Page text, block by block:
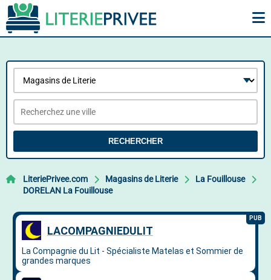
RECHERCHER
LiteriePrivee.com Magasins de Literie
La Fouillouse
DORELAN La Fouillouse